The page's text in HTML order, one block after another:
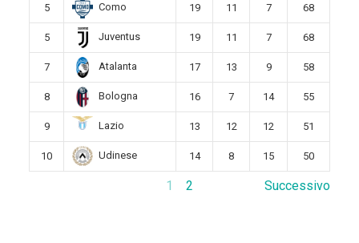
5 Como 19 11 7 68
5 Juventus 19 11 7 68
7 Atalanta 17 13 9 58
8 Bologna 16 7 14 55
9 Lazio 13 12 12 51
10 Udinese 14 8 15 50
1 2 Successivo